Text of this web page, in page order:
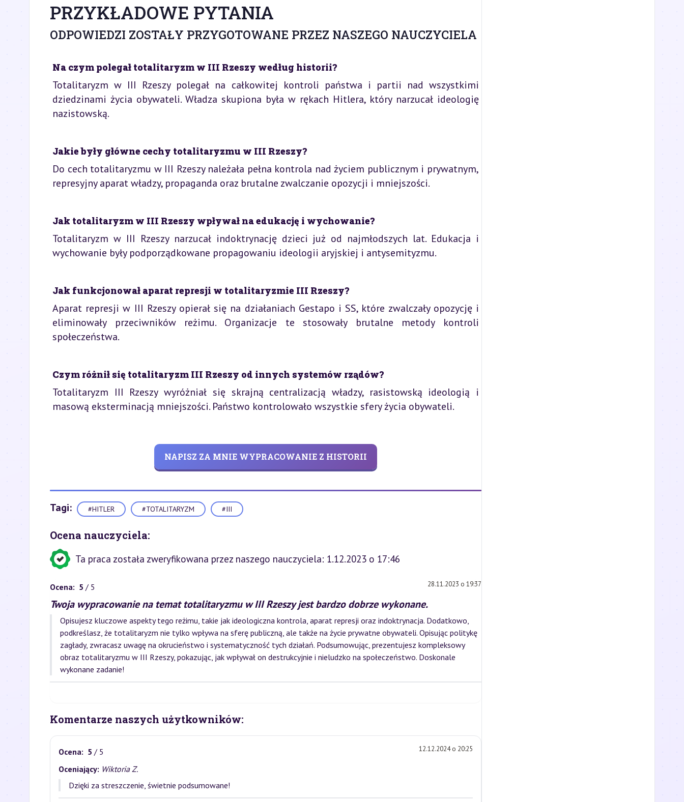
PRZYKŁADOWE PYTANIA
ODPOWIEDZI ZOSTAŁY PRZYGOTOWANE PRZEZ NASZEGO NAUCZYCIELA
Na czym polegał totalitaryzm w III Rzeszy według historii?
Totalitaryzm w III Rzeszy polegał na całkowitej kontroli państwa i partii nad wszystkimi
dziedzinami życia obywateli. Władza skupiona była w rękach Hitlera, który narzucał ideologię
nazistowską.
Jakie były główne cechy totalitaryzmu w III Rzeszy?
Do cech totalitaryzmu w III Rzeszy należała pełna kontrola nad życiem publicznym i prywatnym,
represyjny aparat władzy, propaganda oraz brutalne zwalczanie opozycji i mniejszości.
Jak totalitaryzm w III Rzeszy wpływał na edukację i wychowanie?
Totalitaryzm w III Rzeszy narzucał indoktrynację dzieci już od najmłodszych lat. Edukacja i
wychowanie były podporządkowane propagowaniu ideologii aryjskiej i antysemityzmu.
Jak funkcjonował aparat represji w totalitaryzmie III Rzeszy?
Aparat represji w III Rzeszy opierał się na działaniach Gestapo i SS, które zwalczały opozycję i
eliminowały przeciwników reżimu. Organizacje te stosowały brutalne metody kontroli
społeczeństwa.
Czym różnił się totalitaryzm III Rzeszy od innych systemów rządów?
Totalitaryzm III Rzeszy wyróżniał się skrajną centralizacją władzy, rasistowską ideologią i
masową eksterminacją mniejszości. Państwo kontrolowało wszystkie sfery życia obywateli.
NAPISZ ZA MNIE WYPRACOWANIE Z HISTORII
Tagi: #HITLER #TOTALITARYZM #III
Ocena nauczyciela:
Ta praca została zweryfikowana przez naszego nauczyciela: 1.12.2023 o 17:46
Ocena: 5 / 5 28.11.2023 o 19:37
Twoja wypracowanie na temat totalitaryzmu w III Rzeszy jest bardzo dobrze wykonane.
Opisujesz kluczowe aspekty tego reżimu, takie jak ideologiczna kontrola, aparat represji oraz indoktrynacja. Dodatkowo,
podkreślasz, że totalitaryzm nie tylko wpływa na sferę publiczną, ale także na życie prywatne obywateli. Opisując politykę
zagłady, zwracasz uwagę na okrucieństwo i systematyczność tych działań. Podsumowując, prezentujesz kompleksowy
obraz totalitaryzmu w III Rzeszy, pokazując, jak wpływał on destrukcyjnie i nieludzko na społeczeństwo. Doskonale
wykonane zadanie!
Komentarze naszych użytkowników:
Ocena: 5 / 5 12.12.2024 o 20:25
Oceniający: Wiktoria Z.
Dzięki za streszczenie, świetnie podsumowane!